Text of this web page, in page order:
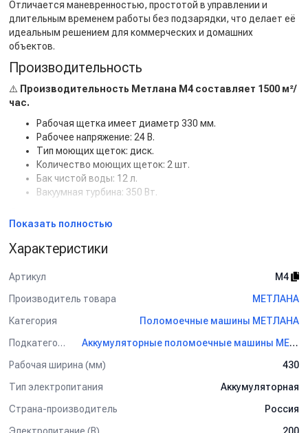
Отличается маневренностью, простотой в управлении и
длительным временем работы без подзарядки, что делает её
идеальным решением для коммерческих и домашних
объектов.
Производительность
⚠️ Производительность Метлана М4 составляет 1500 м²/
час.
Рабочая щетка имеет диаметр 330 мм.
Рабочее напряжение: 24 В.
Тип моющих щеток: диск.
Количество моющих щеток: 2 шт.
Бак чистой воды: 12 л.
Вакуумная турбина: 350 Вт.
пространствах.
Простое управление и лёгкая замена расходных
Эффективная очистка любых типов напольных покрытий.
Принцип работы
Заполните бак чистой водой и при необходимости
добавьте моющее средство.
Включите машину и выберите режим работы.
Пройдите с машиной по поверхности, контролируя
После уборки включите вакуумную турбину для сбора
грязной воды.
Показать полностью
Характеристики
Артикул
М4
Производитель товара
МЕТЛАНА
Категория
Поломоечные машины МЕТЛАНА
Подкатегория
Аккумуляторные поломоечные машины МЕТЛАНА
Рабочая ширина (мм)
430
Тип электропитания
Аккумуляторная
Страна-производитель
Россия
Электропитание (В)